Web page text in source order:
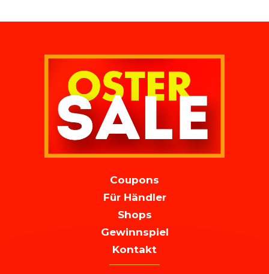
NAVIGATION
Coupons
Für Händler
Shops
Gewinnspiel
Kontakt